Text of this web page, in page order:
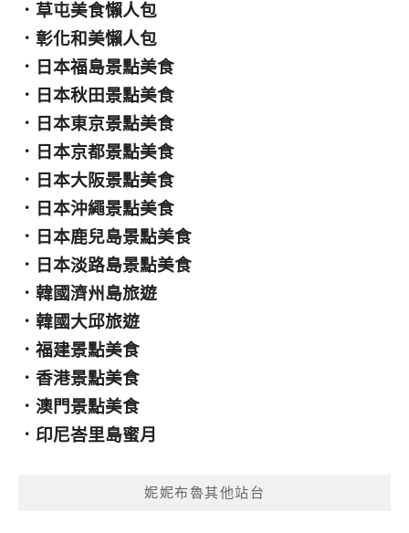
． 草屯美食懶人包
． 彰化和美懶人包
． 日本福島景點美食
． 日本秋田景點美食
． 日本東京景點美食
． 日本京都景點美食
． 日本大阪景點美食
． 日本沖繩景點美食
． 日本鹿兒島景點美食
． 日本淡路島景點美食
． 韓國濟州島旅遊
． 韓國大邱旅遊
． 福建景點美食
． 香港景點美食
． 澳門景點美食
． 印尼峇里島蜜月
妮妮布魯其他站台